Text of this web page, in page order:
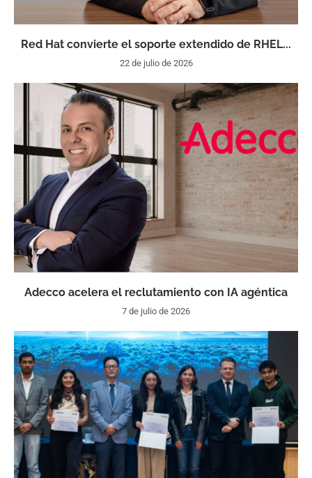
Red Hat convierte el soporte extendido de RHEL...
22 de julio de 2026
Adecco acelera el reclutamiento con IA agéntica
7 de julio de 2026